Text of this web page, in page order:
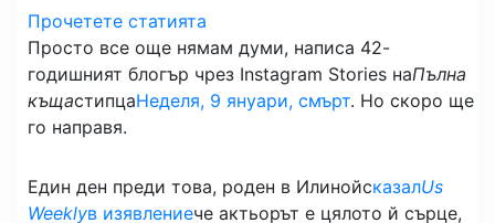
Прочетете статията
Просто все още нямам думи, написа 42-
годишният блогър чрез Instagram Stories наПълна
къщастипцаНеделя, 9 януари, смърт. Но скоро ще
го направя.
Един ден преди това, роден в ИлинойсказалUs
Weeklyв изявлениече актьорът е цялото й сърце,